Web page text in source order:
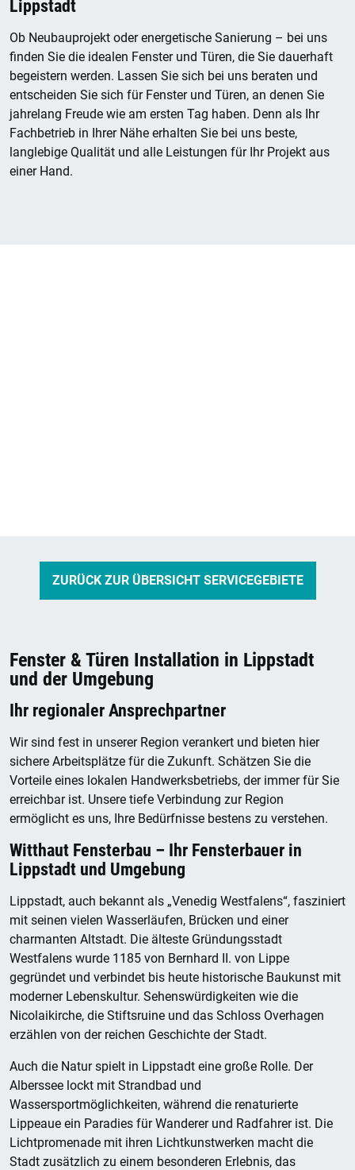
Lippstadt
Ob Neubauprojekt oder energetische Sanierung – bei uns
finden Sie die idealen Fenster und Türen, die Sie dauerhaft
begeistern werden. Lassen Sie sich bei uns beraten und
entscheiden Sie sich für Fenster und Türen, an denen Sie
jahrelang Freude wie am ersten Tag haben. Denn als Ihr
Fachbetrieb in Ihrer Nähe erhalten Sie bei uns beste,
langlebige Qualität und alle Leistungen für Ihr Projekt aus
einer Hand.
ZURÜCK ZUR ÜBERSICHT SERVICEGEBIETE
Fenster & Türen Installation in Lippstadt
und der Umgebung
Ihr regionaler Ansprechpartner
Wir sind fest in unserer Region verankert und bieten hier
sichere Arbeitsplätze für die Zukunft. Schätzen Sie die
Vorteile eines lokalen Handwerksbetriebs, der immer für Sie
erreichbar ist. Unsere tiefe Verbindung zur Region
ermöglicht es uns, Ihre Bedürfnisse bestens zu verstehen.
Witthaut Fensterbau – Ihr Fensterbauer in
Lippstadt und Umgebung
Lippstadt, auch bekannt als „Venedig Westfalens“, fasziniert
mit seinen vielen Wasserläufen, Brücken und einer
charmanten Altstadt. Die älteste Gründungsstadt
Westfalens wurde 1185 von Bernhard II. von Lippe
gegründet und verbindet bis heute historische Baukunst mit
moderner Lebenskultur. Sehenswürdigkeiten wie die
Nicolaikirche, die Stiftsruine und das Schloss Overhagen
erzählen von der reichen Geschichte der Stadt.
Auch die Natur spielt in Lippstadt eine große Rolle. Der
Alberssee lockt mit Strandbad und
Wassersportmöglichkeiten, während die renaturierte
Lippeaue ein Paradies für Wanderer und Radfahrer ist. Die
Lichtpromenade mit ihren Lichtkunstwerken macht die
Stadt zusätzlich zu einem besonderen Erlebnis, das